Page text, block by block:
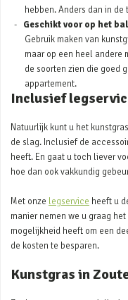
hebben. Anders dan in
Geschikt voor op het
Gebruik maken van
maar op een heel andere
de soorten zien die goed
appartement.
Inclusief
Natuurlijk kunt u het
de slag. Inclusief de
heeft. En gaat u toch liever
hoe dan ook vakkundig
Met onze legservice heeft u
manier nemen we u graag
mogelijkheid heeft om een
de kosten te besparen.
Kunstgras in